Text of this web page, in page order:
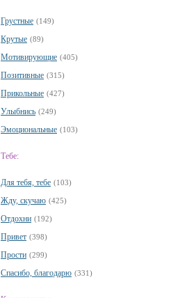
Грустные (149)
Крутые (89)
Мотивирующие (405)
Позитивные (315)
Прикольные (427)
Улыбнись (249)
Эмоциональные (103)
Тебе:
Для тебя, тебе (103)
Жду, скучаю (425)
Отдохни (192)
Привет (398)
Прости (299)
Спасибо, благодарю (331)